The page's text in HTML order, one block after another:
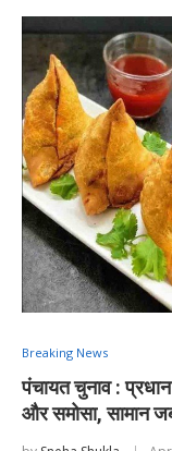
Breaking News
पंचायत चुनाव :
और समोसा, सामान